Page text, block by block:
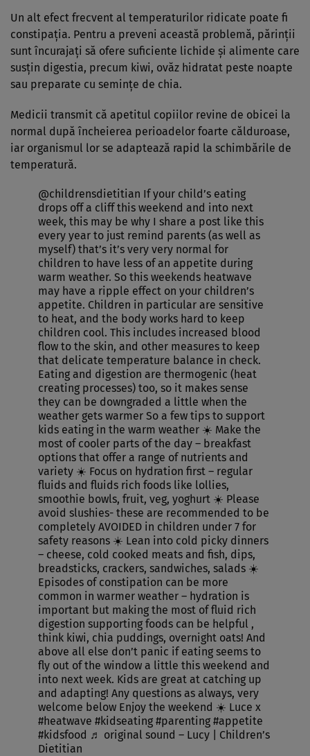
Un alt efect frecvent al temperaturilor ridicate poate fi
constipația. Pentru a preveni această problemă, părinții
sunt încurajați să ofere suficiente lichide și alimente care
susțin digestia, precum kiwi, ovăz hidratat peste noapte
sau preparate cu semințe de chia.
Medicii transmit că apetitul copiilor revine de obicei la
normal după încheierea perioadelor foarte călduroase,
iar organismul lor se adaptează rapid la schimbările de
temperatură.
@childrensdietitian If your child’s eating
drops off a cliff this weekend and into next
week, this may be why I share a post like this
every year to just remind parents (as well as
myself) that’s it’s very very normal for
children to have less of an appetite during
warm weather. So this weekends heatwave
may have a ripple effect on your children’s
appetite. Children in particular are sensitive
to heat, and the body works hard to keep
children cool. This includes increased blood
flow to the skin, and other measures to keep
that delicate temperature balance in check.
Eating and digestion are thermogenic (heat
creating processes) too, so it makes sense
they can be downgraded a little when the
weather gets warmer So a few tips to support
kids eating in the warm weather ☀️ Make the
most of cooler parts of the day – breakfast
options that offer a range of nutrients and
variety ☀️ Focus on hydration first – regular
fluids and fluids rich foods like lollies,
smoothie bowls, fruit, veg, yoghurt ☀️ Please
avoid slushies- these are recommended to be
completely AVOIDED in children under 7 for
safety reasons ☀️ Lean into cold picky dinners
– cheese, cold cooked meats and fish, dips,
breadsticks, crackers, sandwiches, salads ☀️
Episodes of constipation can be more
common in warmer weather – hydration is
important but making the most of fluid rich
digestion supporting foods can be helpful ,
think kiwi, chia puddings, overnight oats! And
above all else don’t panic if eating seems to
fly out of the window a little this weekend and
into next week. Kids are great at catching up
and adapting! Any questions as always, very
welcome below Enjoy the weekend ☀️ Luce x
#heatwave #kidseating #parenting #appetite
#kidsfood ♬ original sound – Lucy | Children’s
Dietitian